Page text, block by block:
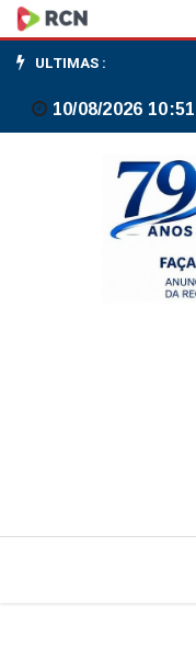
OMS:
Europa
pode
enfrentar
semanas
ULTIMAS :
10/08/2026 10:51